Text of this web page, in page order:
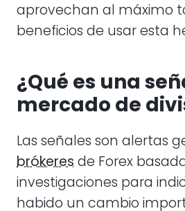
aprovechan al máximo
beneficios de usar esta
¿Qué es una
mercado de
Las señales son alertas
brókeres de Forex
investigaciones para
habido un cambio